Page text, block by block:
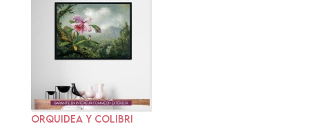
ORQUIDEA Y COLIBRI